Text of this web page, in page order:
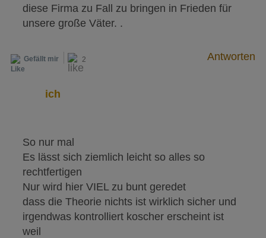
diese Firma zu Fall zu bringen in Frieden für
unsere große Väter. .
Gefällt mir 2 Antworten
ich
So nur mal
Es lässt sich ziemlich leicht so alles so
rechtfertigen
Nur wird hier VIEL zu bunt geredet
dass die Theorie nichts ist wirklich sicher und
irgendwas kontrolliert koscher erscheint ist
weil